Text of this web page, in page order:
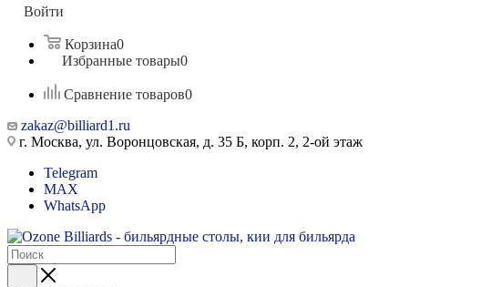
Войти
Корзина0
Избранные товары0
Сравнение товаров0
zakaz@billiard1.ru
г. Москва, ул. Воронцовская, д. 35 Б, корп. 2, 2-ой этаж
Telegram
MAX
WhatsApp